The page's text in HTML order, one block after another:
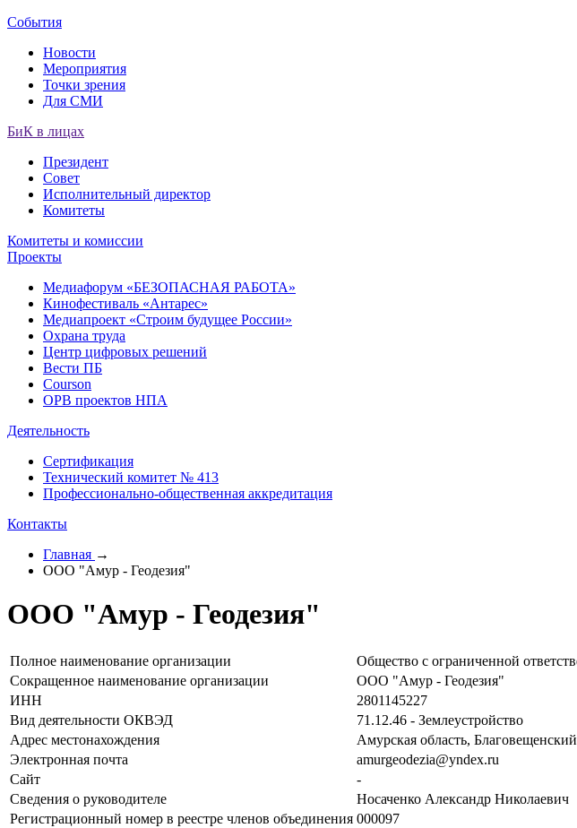
События
Новости
Мероприятия
Точки зрения
Для СМИ
БиК в лицах
Президент
Совет
Исполнительный директор
Комитеты
Комитеты и комиссии
Проекты
Медиафорум «БЕЗОПАСНАЯ РАБОТА»
Кинофестиваль «Антарес»
Медиапроект «Строим будущее России»
Охрана труда
Центр цифровых решений
Вести ПБ
Courson
ОРВ проектов НПА
Деятельность
Сертификация
Технический комитет № 413
Профессионально-общественная аккредитация
Контакты
Главная →
ООО "Амур - Геодезия"
ООО "Амур - Геодезия"
Полное наименование организации
Общество с ограниченной
Сокращенное наименование организации
ООО "Амур - Геодезия"
ИНН
2801145227
Вид деятельности ОКВЭД
71.12.46 - Землеустройство
Адрес местонахождения
Амурская область,
Электронная почта
amurgeodezia@yndex.ru
Сайт
-
Сведения о руководителе
Носаченко Александр Николаевич
Регистрационный номер в реестре членов объединения 000097